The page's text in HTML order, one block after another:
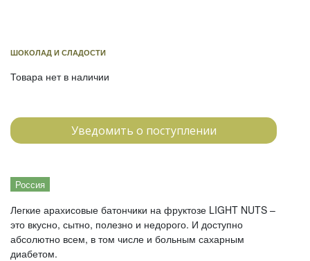
ШОКОЛАД И СЛАДОСТИ
Товара нет в наличии
Уведомить о поступлении
Россия
Легкие арахисовые батончики на фруктозе LIGHT NUTS –
это вкусно, сытно, полезно и недорого. И доступно
абсолютно всем, в том числе и больным сахарным
диабетом.